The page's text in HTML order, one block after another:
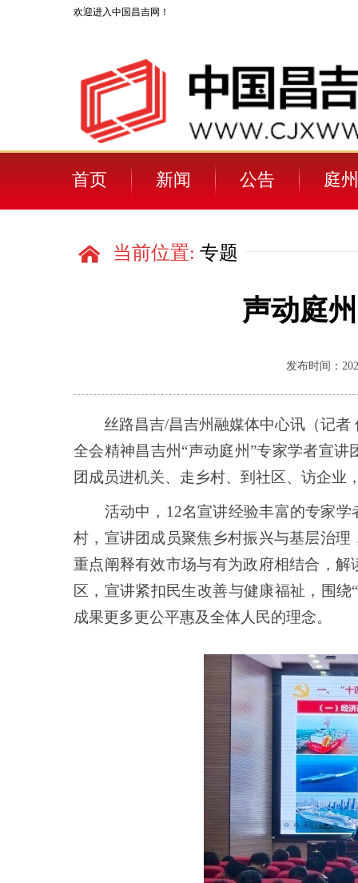
欢迎进入中国昌吉网！
首页 新闻 公告 庭
当前位置: 专题
声动庭
发布时间：
丝路昌吉/昌吉州融媒体中心讯（记者
全会精神昌吉州“声动庭州”专家学者宣
团成员进机关、走乡村、到社区、访企业
活动中，12名宣讲经验丰富的专家学
村，宣讲团成员聚焦乡村振兴与基层治
重点阐释有效市场与有为政府相结合，
区，宣讲紧扣民生改善与健康福祉，围
成果更多更公平惠及全体人民的理念。